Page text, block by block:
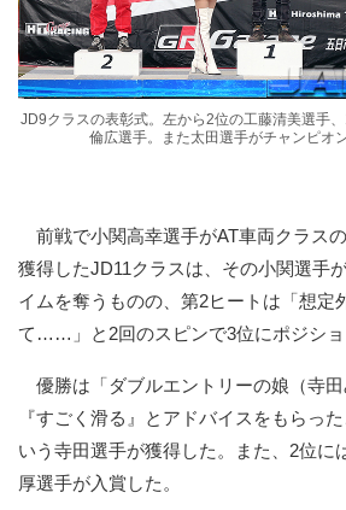
JD9クラスの表彰式。左から2位の工藤清美選手
倫広選手。また太田選手がチャンピオ
前戦で小関高幸選手がAT車両クラス
獲得したJD11クラスは、その小関選手
イムを奪うものの、第2ヒートは「想定
て……」と2回のスピンで3位にポジショ
優勝は「ダブルエントリーの娘（寺田
『すごく滑る』とアドバイスをもらっ
いう寺田選手が獲得した。また、2位に
厚選手が入賞した。